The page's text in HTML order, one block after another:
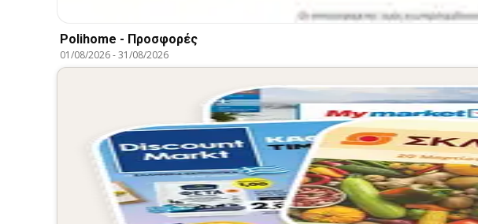
Polihome - Προσφορές
01/08/2026-31/08/2026